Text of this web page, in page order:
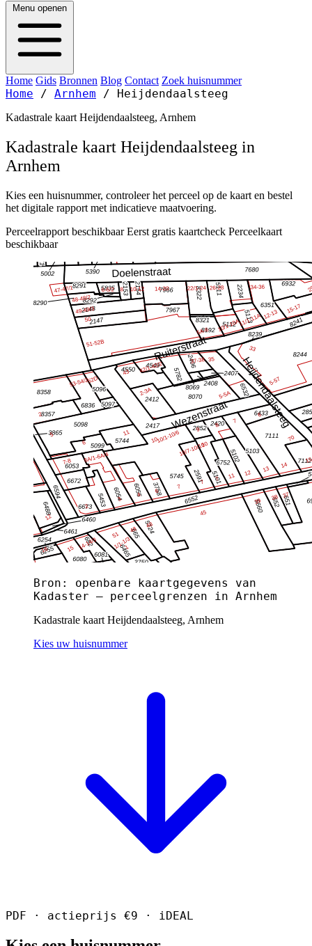
Menu openen
Home Gids Bronnen Blog Contact Zoek huisnummer
Home / Arnhem / Heijdendaalsteeg
Kadastrale kaart Heijdendaalsteeg, Arnhem
Kadastrale kaart Heijdendaalsteeg in
Arnhem
Kies een huisnummer, controleer het perceel op de kaart en bestel
het digitale rapport met indicatieve maatvoering.
Perceelrapport beschikbaar Eerst gratis kaartcheck Perceelkaart
beschikbaar
Bron: openbare kaartgegevens van
Kadaster — perceelgrenzen in Arnhem
Kadastrale kaart Heijdendaalsteeg, Arnhem
Kies uw huisnummer
PDF · actieprijs €9 · iDEAL